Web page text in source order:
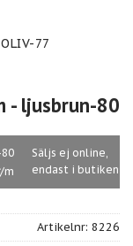
OLIV-77
- ljusbrun-80
/m
Säljs ej online,
endast i butiken
Artikelnr: 8226